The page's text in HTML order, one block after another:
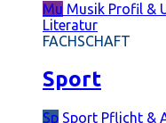
Mu Musik Profil &
Literatur
FACHSCHAFT
Sport
Sp Sport Pflicht &